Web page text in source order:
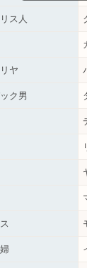
ス人
ヤ
ク男